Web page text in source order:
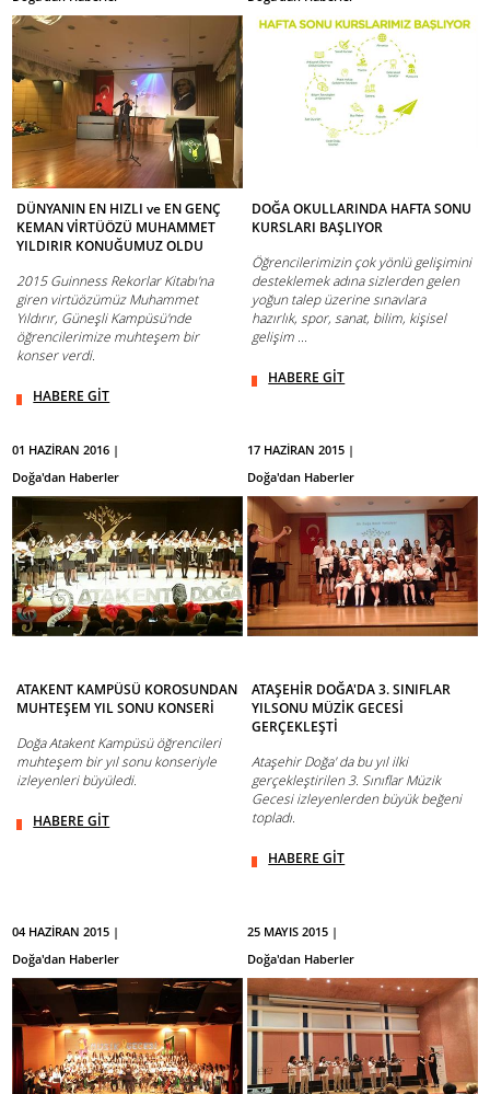
DÜNYANIN EN HIZLI ve EN GENÇ
KEMAN VİRTÜÖZÜ MUHAMMET
YILDIRIR KONUĞUMUZ OLDU
2015 Guinness Rekorlar Kitabı'na
giren virtüözümüz Muhammet
Yıldırır, Güneşli Kampüsü'nde
öğrencilerimize muhteşem bir
konser verdi.
HABERE GİT
DOĞA OKULLARINDA HAFTA SONU
KURSLARI BAŞLIYOR
Öğrencilerimizin çok yönlü gelişimini
desteklemek adına sizlerden gelen
yoğun talep üzerine sınavlara
hazırlık, spor, sanat, bilim, kişisel
gelişim ...
HABERE GİT
01 HAZİRAN 2016 |
Doğa'dan Haberler
ATAKENT KAMPÜSÜ KOROSUNDAN
MUHTEŞEM YIL SONU KONSERİ
Doğa Atakent Kampüsü öğrencileri
muhteşem bir yıl sonu konseriyle
izleyenleri büyüledi.
HABERE GİT
17 HAZİRAN 2015 |
Doğa'dan Haberler
ATAŞEHİR DOĞA'DA 3. SINIFLAR
YILSONU MÜZİK GECESİ
GERÇEKLEŞTİ
Ataşehir Doğa' da bu yıl ilki
gerçekleştirilen 3. Sınıflar Müzik
Gecesi izleyenlerden büyük beğeni
topladı.
HABERE GİT
04 HAZİRAN 2015 |
Doğa'dan Haberler
25 MAYIS 2015 |
Doğa'dan Haberler